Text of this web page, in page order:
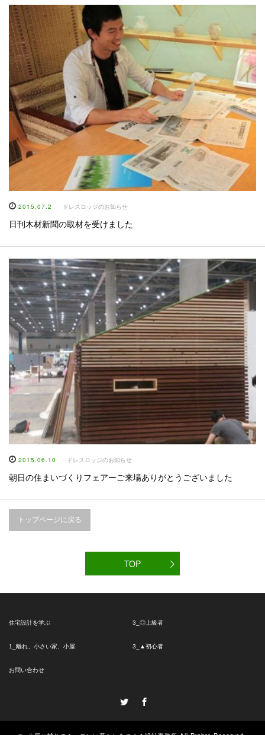
2015.07.2 ドレスロッジのお知らせ
日刊木材新聞の取材を受けました
2015.06.10 ドレスロッジのお知らせ
朝日の住まいづくりフェアーご来場ありがとうございました
トップページに戻る
TOP
住宅設計を学ぶ
1_離れ、小さい家、小屋
お問い合わせ
3_◎上級者
3_▲初心者